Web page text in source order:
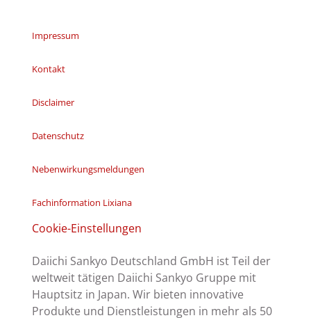
Impressum
Kontakt
Disclaimer
Datenschutz
Nebenwirkungsmeldungen
Fachinformation Lixiana
Cookie-Einstellungen
Daiichi Sankyo Deutschland GmbH ist Teil der
weltweit tätigen Daiichi Sankyo Gruppe mit
Hauptsitz in Japan. Wir bieten innovative
Produkte und Dienstleistungen in mehr als 50